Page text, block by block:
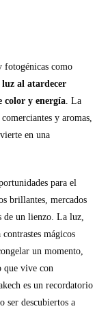
fotogénicas como
luz al atardecer
color y energía . La
y aromas,
en una
para el
brillantes, mercados
de un lienzo. La luz,
mágicos
un momento,
que vive con
es un recordatorio
ser descubiertos a